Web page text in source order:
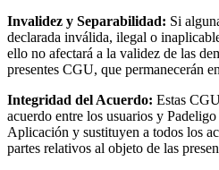
Invalidez y Separabilidad: Si
declarada inválida, ilegal o
ello no afectará a la validez de las
presentes CGU, que permanecerán
Integridad del Acuerdo: Estas
acuerdo entre los usuarios y
Aplicación y sustituyen a todos los
partes relativos al objeto de las